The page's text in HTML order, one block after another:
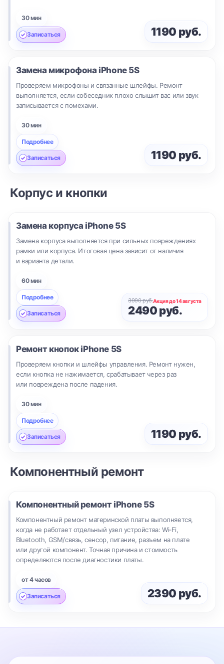
30 мин
Записаться 1190 руб.
Замена микрофона iPhone 5S
Проверяем микрофоны и связанные шлейфы. Ремонт
выполняется, если собеседник плохо слышит вас или звук
записывается с помехами.
30 мин
Подробнее
Записаться 1190 руб.
Корпус и кнопки
Замена корпуса iPhone 5S
Замена корпуса выполняется при сильных повреждениях
рамки или корпуса. Итоговая цена зависит от наличия
и варианта детали.
60 мин
Подробнее
Записаться
3990 руб.Акция до 14 августа
2490 руб.
Ремонт кнопок iPhone 5S
Проверяем кнопки и шлейфы управления. Ремонт нужен,
если кнопка не нажимается, срабатывает через раз
или повреждена после падения.
30 мин
Подробнее
Записаться 1190 руб.
Компонентный ремонт
Компонентный ремонт iPhone 5S
Компонентный ремонт материнской платы выполняется,
когда не работает отдельный узел устройства: Wi‑Fi,
Bluetooth, GSM/связь, сенсор, питание, разъем на плате
или другой компонент. Точная причина и стоимость
определяются после диагностики платы.
от 4 часов
Записаться 2390 руб.